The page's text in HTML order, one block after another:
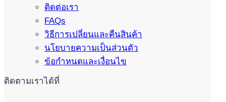
ติดต่อเรา
FAQs
วิธีการเปลี่ยนและคืนสินค้า
นโยบายความเป็นส่วนตัว
ข้อกำหนดและเงื่อนไข
ติดตามเราได้ที่